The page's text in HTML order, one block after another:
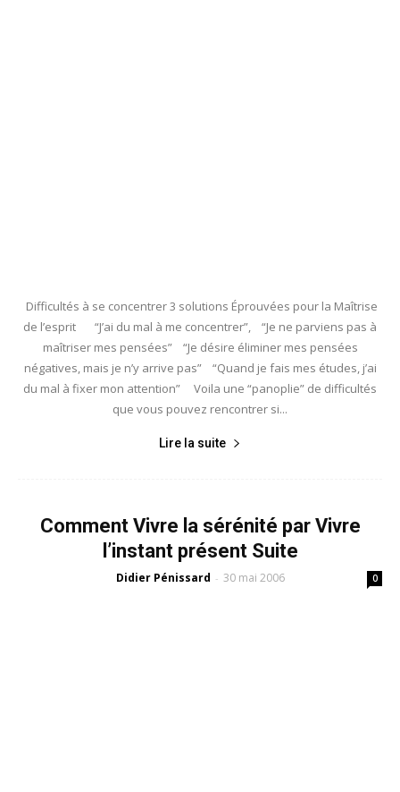
Difficultés à se concentrer 3 solutions Éprouvées pour la Maîtrise
de l’esprit “J’ai du mal à me concentrer”, “Je ne parviens pas à
maîtriser mes pensées” “Je désire éliminer mes pensées
négatives, mais je n’y arrive pas” “Quand je fais mes études, j’ai
du mal à fixer mon attention” Voila une “panoplie” de difficultés
que vous pouvez rencontrer si...
Lire la suite
Comment Vivre la sérénité par Vivre
l’instant présent Suite
Didier Pénissard - 30 mai 2006 0